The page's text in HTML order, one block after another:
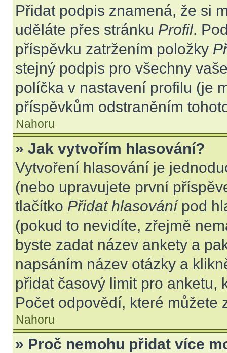
Přidat podpis znamená, že si
uděláte přes stránku Profil.
příspěvku zatržením položky
stejný podpis pro všechny
políčka v nastavení profilu (je
příspěvkům odstraněním
Nahoru
» Jak vytvořím hlasování?
Vytvoření hlasování je
(nebo upravujete první
tlačítko Přidat hlasovánípod
(pokud to nevidíte, zřejmě
byste zadat název ankety a
napsáním název otázky a
přidat časový limit pro anketu,
Počet odpovědí, které můžete
Nahoru
» Proč nemohu přidat více